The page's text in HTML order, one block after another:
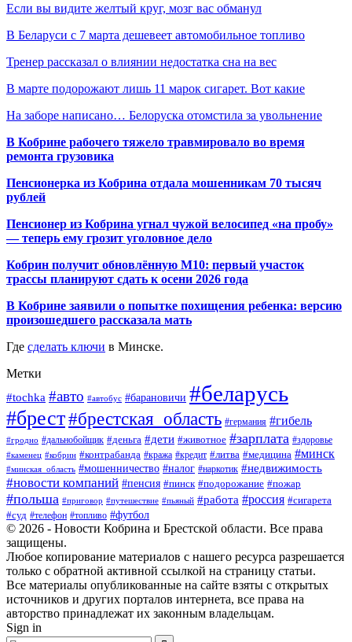
Если вы видите желтый круг, мозг вас обманул
В Беларуси с 7 марта дешевеет автомобильное топливо
Тренер рассказал о влиянии недостатка сна на вес
В марте подорожают лишь 11 марок сигарет. Вот какие
На заборе написано… Белоруска отомстила за увольнение
В Кобрине рабочего тяжело травмировало во время
ремонта грузовика
Пенсионерка из Кобрина отдала мошенникам 70 тысяч
рублей
Пенсионер из Кобрина угнал чужой велосипед «на пробу»
— теперь ему грозит уголовное дело
Кобрин получит обновлённую М10: первый участок
трассы планируют сдать к осени 2026 года
В Кобрине заявили о попытке похищения ребенка: версию
произошедшего рассказала мать
Где сделать ключи в Минске.
Метки
#tochka #авто #автобус #барановичи #беларусь
#брест#брестская_область #германия #гибель
#гродно #дальнобойщик #деньга #дети #животное #зарплата #здоровье
#каменец #кобрин #контрабанда #кража #кредит #литва #медицина #минск
#минская_область #мошенничество #налог #наркотик #недвижимость
#новости компаний #пенсия #пинск #подорожание #пожар
#польша #приговор #путешествие #пьяный #работа #россия #сигарета
#суд #телефон #топливо #футбол
© 2026 - Новости Кобрина и Брестской области. Все права
защищены.
Любое копирование материалов с нашего ресурса разрешается
только с обратной активной ссылкой на страницу статьи.
Все материалы опубликованные на сайте взяты с открытых
источников и других порталов интернета, все права на
авторство принадлежат их законным владельцам.
Sign in